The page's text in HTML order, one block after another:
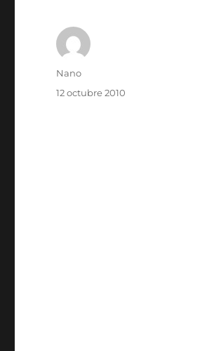
Autor
Nano
Publicado
12 octubre 2010